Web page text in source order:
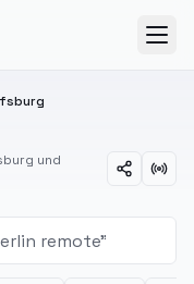
und